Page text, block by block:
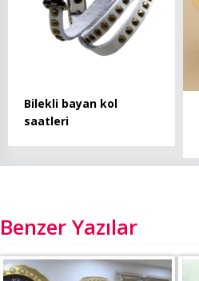
Bilekli bayan kol
saatleri
Benzer Yazılar